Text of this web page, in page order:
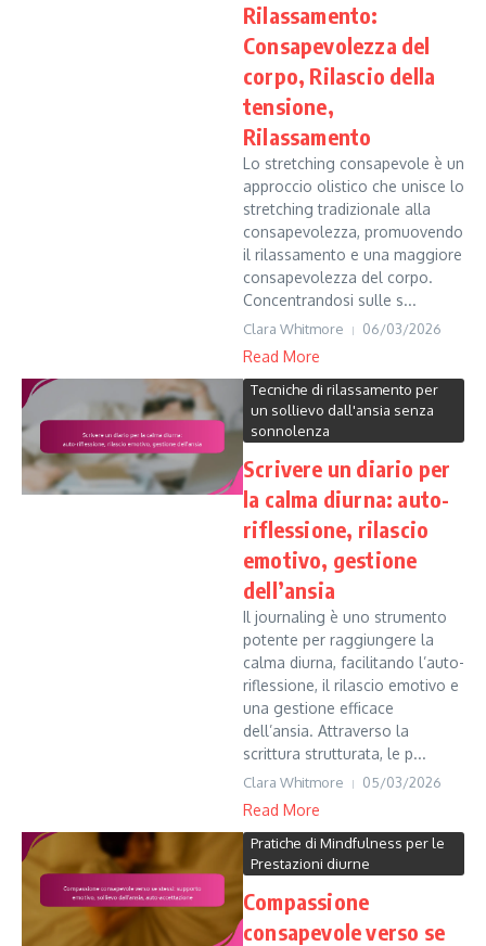
Rilassamento:
Consapevolezza del
corpo, Rilascio della
tensione,
Rilassamento
Lo stretching consapevole è un
approccio olistico che unisce lo
stretching tradizionale alla
consapevolezza, promuovendo
il rilassamento e una maggiore
consapevolezza del corpo.
Concentrandosi sulle s...
Clara Whitmore 06/03/2026
Read More
Tecniche di rilassamento per
un sollievo dall'ansia senza
sonnolenza
Scrivere un diario per
la calma diurna: auto-
riflessione, rilascio
emotivo, gestione
dell’ansia
Il journaling è uno strumento
potente per raggiungere la
calma diurna, facilitando l’auto-
riflessione, il rilascio emotivo e
una gestione efficace
dell’ansia. Attraverso la
scrittura strutturata, le p...
Clara Whitmore 05/03/2026
Read More
Pratiche di Mindfulness per le
Prestazioni diurne
Compassione
consapevole verso se